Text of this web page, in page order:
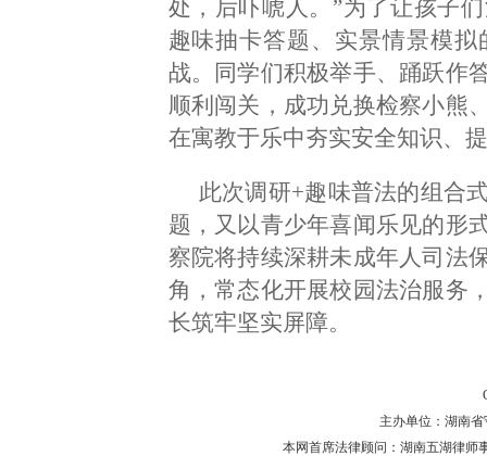
处，后吓唬人。”为了让孩子
趣味抽卡答题、实景情景模
战。同学们积极举手、踊跃作
顺利闯关，成功兑换检察小熊
在寓教于乐中夯实安全知识、
此次调研+趣味普法的组合
题，又以青少年喜闻乐见的形
察院将持续深耕未成年人司法
角，常态化开展校园法治服务
长筑牢坚实屏障。
主办单位：湖南省
本网首席法律顾问：湖南五湖律师